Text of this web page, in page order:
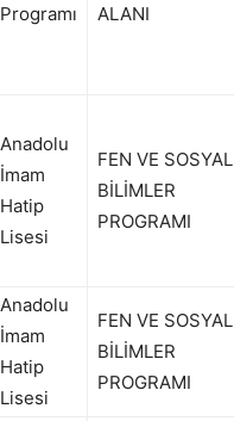
Programı
ALANI
Anadolu
İmam
Hatip
Lisesi
FEN VE SOSYAL
BİLİMLER
PROGRAMI
Anadolu
İmam
Hatip
Lisesi
FEN VE SOSYAL
BİLİMLER
PROGRAMI